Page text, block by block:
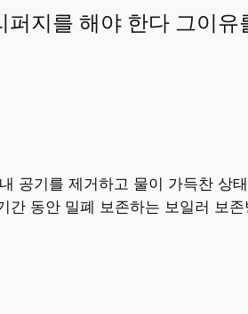
지를 해야 한다 그이
공기를 제거하고 물이 가득찬 상
동안 밀폐 보존하는 보일러 보